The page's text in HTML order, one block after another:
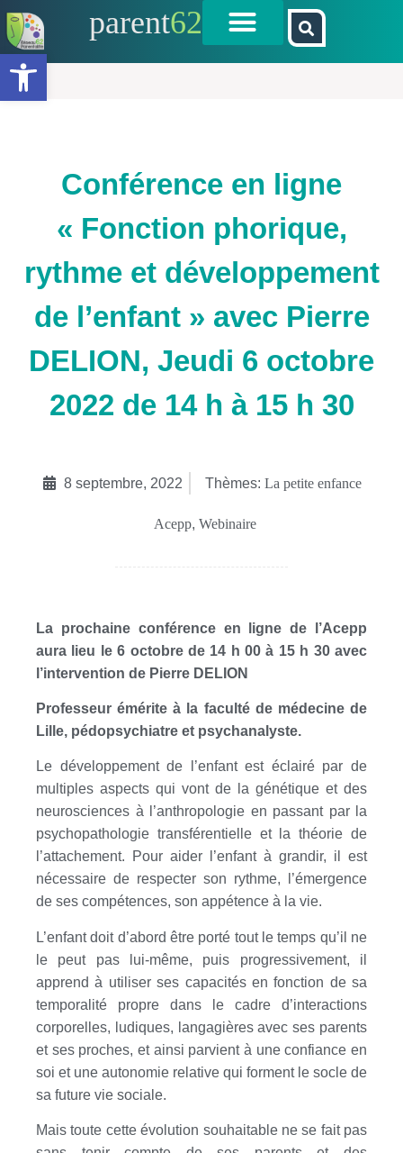
Ouvrir la barre d’outils
parent62
Conférence en ligne
« Fonction phorique,
rythme et développement
de l’enfant » avec Pierre
DELION, Jeudi 6 octobre
2022 de 14 h à 15 h 30
8 septembre, 2022 Thèmes: La petite enfance
Acepp, Webinaire
La prochaine conférence en ligne de l’Acepp
aura lieu le 6 octobre de 14 h 00 à 15 h 30 avec
l’intervention de Pierre DELION
Professeur émérite à la faculté de médecine de
Lille, pédopsychiatre et psychanalyste.
Le développement de l’enfant est éclairé par de
multiples aspects qui vont de la génétique et des
neurosciences à l’anthropologie en passant par la
psychopathologie transférentielle et la théorie de
l’attachement. Pour aider l’enfant à grandir, il est
nécessaire de respecter son rythme, l’émergence
de ses compétences, son appétence à la vie.
L’enfant doit d’abord être porté tout le temps qu’il ne
le peut pas lui-même, puis progressivement, il
apprend à utiliser ses capacités en fonction de sa
temporalité propre dans le cadre d’interactions
corporelles, ludiques, langagières avec ses parents
et ses proches, et ainsi parvient à une confiance en
soi et une autonomie relative qui forment le socle de
sa future vie sociale.
Mais toute cette évolution souhaitable ne se fait pas